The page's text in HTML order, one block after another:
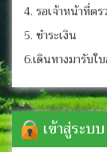
4. รอเจ้าหน้าที่ต
5. ชำระเงิน
6.เดินทางมารับ
เข้าสู่ระบบ